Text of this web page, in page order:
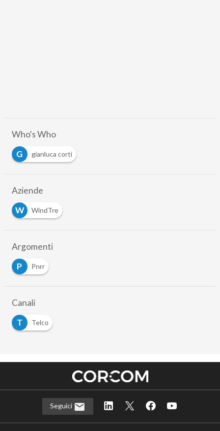
Who's Who
G
gianluca corti
Aziende
W
WindTre
Argomenti
P
Pnrr
Canali
T
Telco
Seguici